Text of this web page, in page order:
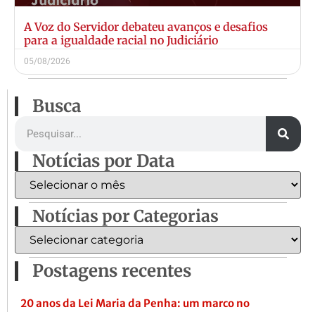
A Voz do Servidor debateu avanços e desafios
para a igualdade racial no Judiciário
05/08/2026
Busca
Notícias por Data
Notícias por Categorias
Postagens recentes
20 anos da Lei Maria da Penha: um marco no